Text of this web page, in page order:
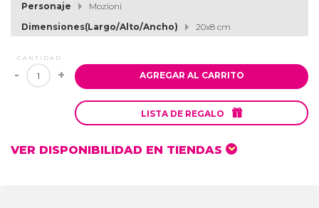
Personaje
Mozioni
Dimensiones(Largo/Alto/Ancho)
20x8 cm
CANTIDAD
- + AGREGAR AL CARRITO
LISTA DE REGALO 
VER DISPONIBILIDAD EN TIENDAS